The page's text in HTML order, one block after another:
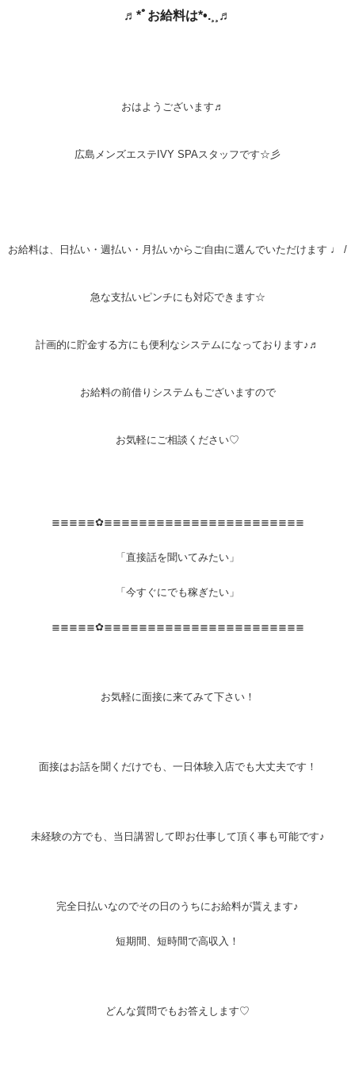
♬*ﾟお給料は*•.¸¸♬
おはようございます♬
広島メンズエステIVY SPAスタッフです☆彡
お給料は、日払い・週払い・月払いからご自由に選んでいただけます ♩ /
急な支払いピンチにも対応できます☆
計画的に貯金する方にも便利なシステムになっております♪♬
お給料の前借りシステムもございますので
お気軽にご相談ください♡
≣≣≣≣≣✿≣≣≣≣≣≣≣≣≣≣≣≣≣≣≣≣≣≣≣≣≣≣≣
「直接話を聞いてみたい」
「今すぐにでも稼ぎたい」
≣≣≣≣≣✿≣≣≣≣≣≣≣≣≣≣≣≣≣≣≣≣≣≣≣≣≣≣≣
お気軽に面接に来てみて下さい！
面接はお話を聞くだけでも、一日体験入店でも大丈夫です！
未経験の方でも、当日講習して即お仕事して頂く事も可能です♪
完全日払いなのでその日のうちにお給料が貰えます♪
短期間、短時間で高収入！
どんな質問でもお答えします♡